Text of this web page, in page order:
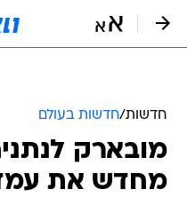
חדשות/חדשות בעולם
מובארק
מחדש את